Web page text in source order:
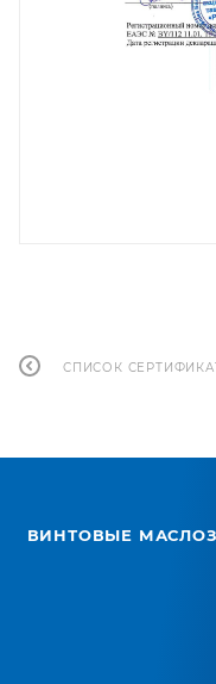
СПИСОК
ВИНТОВЫЕ